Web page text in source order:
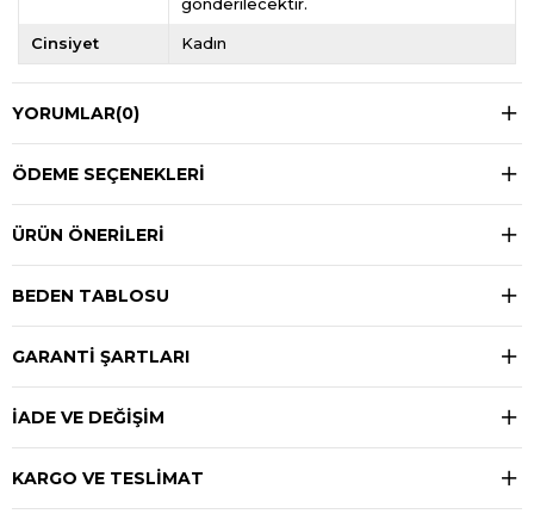
Cinsiyet Kadın
YORUMLAR(0)
ÖDEME SEÇENEKLERI
ÜRÜN ÖNERILERI
BEDEN TABLOSU
GARANTİ ŞARTLARI
İADE VE DEĞİŞİM
KARGO VE TESLİMAT